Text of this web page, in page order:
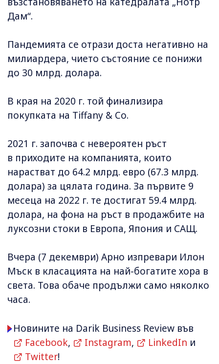
Дам“.
Пандемията се отрази доста негативно на
милиардера, чието състояние се понижи
до 30 млрд. долара.
В края на 2020 г. той финализира
покупката на Tiffany & Co.
2021 г. започва с невероятен ръст
в приходите на компанията, които
нарастват до 64.2 млрд. евро (67.3 млрд.
долара) за цялата година. За първите 9
месеца на 2022 г. те достигат 59.4 млрд.
долара, на фона на ръст в продажбите на
луксозни стоки в Европа, Япония и САЩ.
Вчера (7 декември) Арно изпревари Илон
Мъск в класацията на най-богатите хора в
света. Това обаче продължи само няколко
часа.
Новините на Darik Business Review във
Facebook, Instagram, LinkedIn и
Twitter!